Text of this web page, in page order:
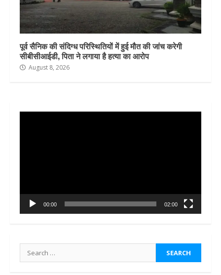
पूर्व सैनिक की संदिग्ध परिस्थितियों में हुई मौत की जांच करेगी
सीबीसीआईडी, पिता ने लगाया है हत्या का आरोप
August 8, 2026
00:00 02:00
Search
for: